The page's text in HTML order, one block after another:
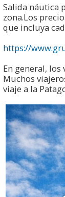
Salida náutica
zona.Los
que incluya
https://
En general,
Muchos
viaje a la